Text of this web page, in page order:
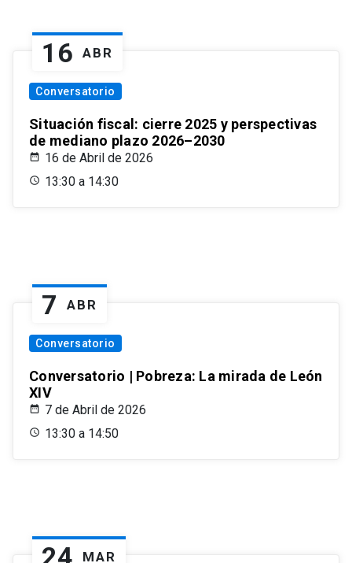
16 ABR
Conversatorio
Situación fiscal: cierre 2025 y perspectivas
de mediano plazo 2026–2030
16 de Abril de 2026
13:30 a 14:30
7 ABR
Conversatorio
Conversatorio | Pobreza: La mirada de León
XIV
7 de Abril de 2026
13:30 a 14:50
MAR